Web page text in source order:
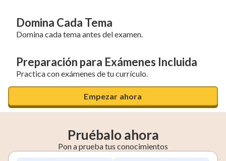
Domina Cada Tema
Domina cada tema antes del examen.
Preparación para Exámenes Incluida
Practica con exámenes de tu currículo.
Empezar ahora
Pruébalo ahora
Pon a prueba tus conocimientos